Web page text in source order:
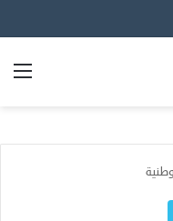
وطنية